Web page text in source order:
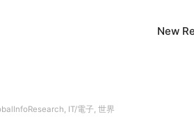
New
, IT/電子, 世界